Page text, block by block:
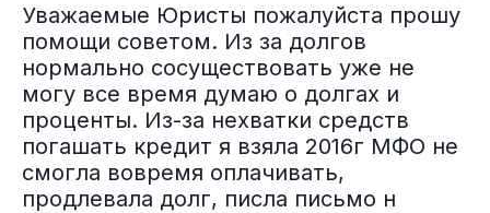
Уважаемые Юристы пожалуйста прошу
помощи советом. Из за долгов
нормально сосуществовать уже не
могу все время думаю о долгах и
проценты. Из-за нехватки средств
погашать кредит я взяла 2016г МФО не
смогла вовремя оплачивать,
продлевала долг, писла письмо н